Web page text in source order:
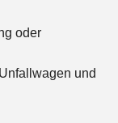
oder
und